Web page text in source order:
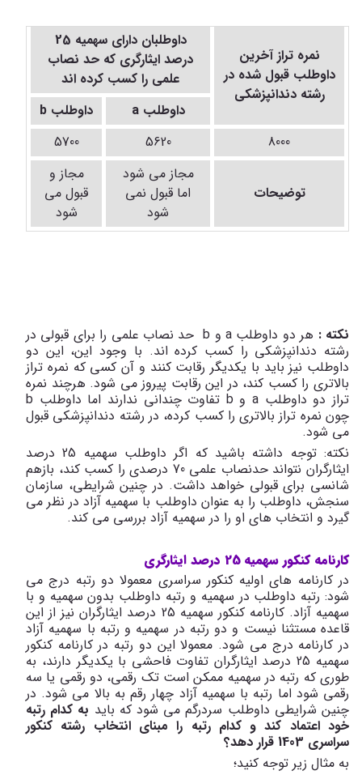
نمره تراز آخرین
داوطلب قبول شده در
رشته دندانپزشکی
داوطلبان دارای سهمیه 25
درصد ایثارگری که حد نصاب
علمی را کسب کرده اند
داوطلبa داوطلب b
8000
5620
5700
توضیحات
مجاز می شود
اما قبول نمی
شود
مجاز و
قبول می
شود
نکته : هر دو داوطلب aو b حد نصاب علمی را برای قبولی در
رشته دندانپزشکی را کسب کرده اند. با وجود این، این دو
داوطلب نیز باید با یکدیگر رقابت کنند و آن کسی که نمره تراز
بالاتری را کسب کند، در این رقابت پیروز می شود. هرچند نمره
تراز دو داوطلب aو b تفاوت چندانی ندارند اما داوطلب b
چون نمره تراز بالاتری را کسب کرده، در رشته دندانپزشکی قبول
می شود.
نکته: توجه داشته باشید که اگر داوطلب سهمیه 25 درصد
ایثارگران نتواند حدنصاب علمی 70 درصدی را کسب کند، بازهم
شانسی برای قبولی خواهد داشت. در چنین شرایطی، سازمان
سنجش، داوطلب را به عنوان داوطلب با سهمیه آزاد در نظر می
گیرد و انتخاب های او را در سهمیه آزاد بررسی می کند.
کارنامه کنکور سهمیه 25 درصد ایثارگری
در کارنامه های اولیه کنکور سراسری معمولا دو رتبه درج می
شود: رتبه داوطلب در سهمیه و رتبه داوطلب بدون سهمیه و با
سهمیه آزاد. کارنامه کنکور سهمیه 25 درصد ایثارگران نیز از این
قاعده مستثنا نیست و دو رتبه در سهمیه و رتبه با سهمیه آزاد
در کارنامه درج می شود. معمولا این دو رتبه در کارنامه کنکور
سهمیه 25 درصد ایثارگران تفاوت فاحشی با یکدیگر دارند، به
طوری که رتبه در سهمیه ممکن است تک رقمی، دو رقمی یا سه
رقمی شود اما رتبه با سهمیه آزاد چهار رقم به بالا می شود. در
چنین شرایطی داوطلب سردرگم می شود که باید به کدام رتبه
خود اعتماد کند و کدام رتبه را مبنای انتخاب رشته کنکور
سراسری 1403 قرار دهد؟
به مثال زیر توجه کنید؛